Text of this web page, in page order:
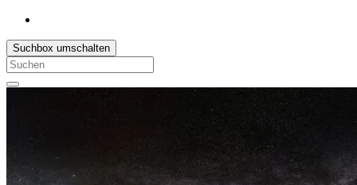
Suchbox umschalten
Search
for: